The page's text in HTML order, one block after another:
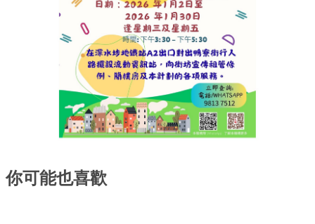
你可能也喜歡